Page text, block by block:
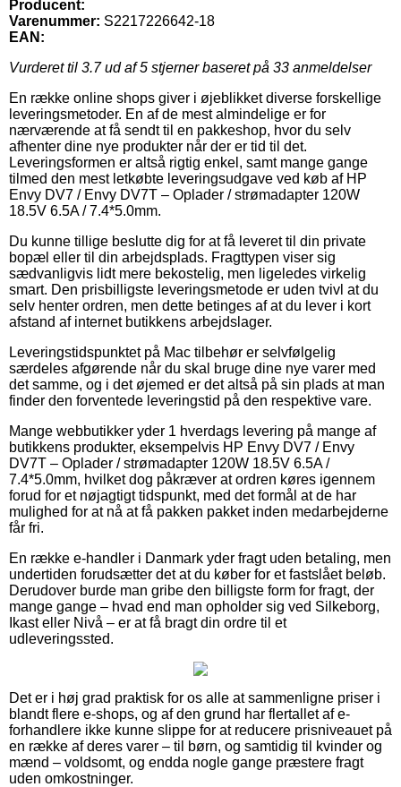
Producent:
Varenummer: S2217226642-18
EAN:
Vurderet til 3.7ud af 5 stjerner baseret på 33 anmeldelser
En række online shops giver i øjeblikket diverse forskellige
leveringsmetoder. En af de mest almindelige er for
nærværende at få sendt til en pakkeshop, hvor du selv
afhenter dine nye produkter når der er tid til det.
Leveringsformen er altså rigtig enkel, samt mange gange
tilmed den mest letkøbte leveringsudgave ved køb af HP
Envy DV7 / Envy DV7T – Oplader / strømadapter 120W
18.5V 6.5A / 7.4*5.0mm.
Du kunne tillige beslutte dig for at få leveret til din private
bopæl eller til din arbejdsplads. Fragttypen viser sig
sædvanligvis lidt mere bekostelig, men ligeledes virkelig
smart. Den prisbilligste leveringsmetode er uden tvivl at du
selv henter ordren, men dette betinges af at du lever i kort
afstand af internet butikkens arbejdslager.
Leveringstidspunktet på Mac tilbehør er selvfølgelig
særdeles afgørende når du skal bruge dine nye varer med
det samme, og i det øjemed er det altså på sin plads at man
finder den forventede leveringstid på den respektive vare.
Mange webbutikker yder 1 hverdags levering på mange af
butikkens produkter, eksempelvis HP Envy DV7 / Envy
DV7T – Oplader / strømadapter 120W 18.5V 6.5A /
7.4*5.0mm, hvilket dog påkræver at ordren køres igennem
forud for et nøjagtigt tidspunkt, med det formål at de har
mulighed for at nå at få pakken pakket inden medarbejderne
får fri.
En række e-handler i Danmark yder fragt uden betaling, men
undertiden forudsætter det at du køber for et fastslået beløb.
Derudover burde man gribe den billigste form for fragt, der
mange gange – hvad end man opholder sig ved Silkeborg,
Ikast eller Nivå – er at få bragt din ordre til et
udleveringssted.
Det er i høj grad praktisk for os alle at sammenligne priser i
blandt flere e-shops, og af den grund har flertallet af e-
forhandlere ikke kunne slippe for at reducere prisniveauet på
en række af deres varer – til børn, og samtidig til kvinder og
mænd – voldsomt, og endda nogle gange præstere fragt
uden omkostninger.